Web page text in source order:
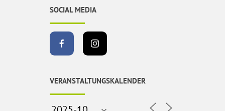
SOCIAL MEDIA
VERANSTALTUNGSKALENDER